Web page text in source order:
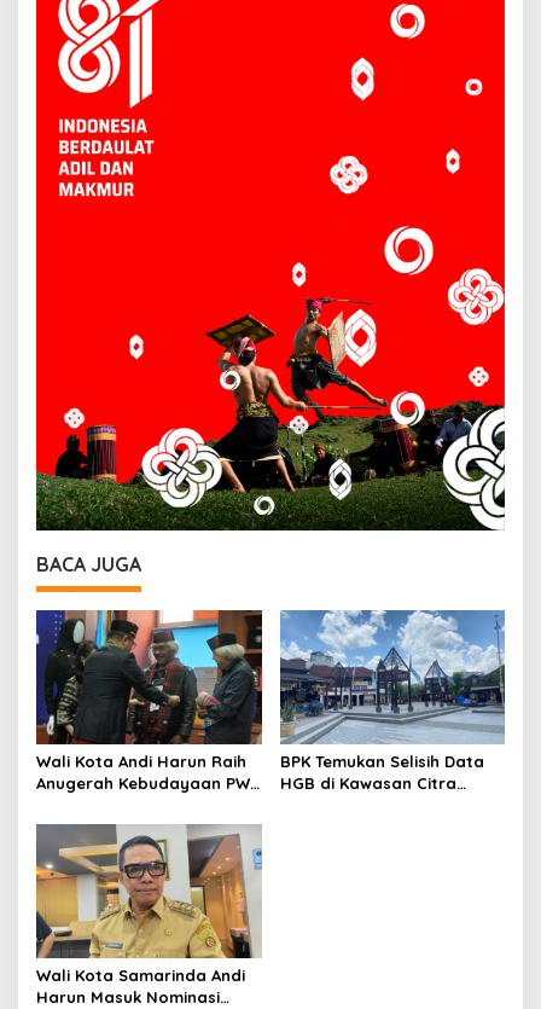
BACA JUGA
Wali Kota Andi Harun Raih
Anugerah Kebudayaan PWI
Samarinda
BPK Temukan Selisih Data
HGB di Kawasan Citra
Wali Kota Samarinda Andi
Harun Masuk Nominasi